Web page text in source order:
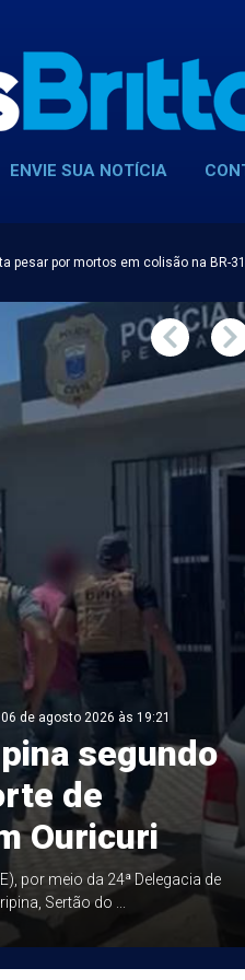
ENVIE SUA NOTÍCIA
pesar por mortos em colisão na BR-
de agosto 2026 às 19:21
segundo
de
Ouricuri
por meio da 24ª Delegacia de
Sertão do ...